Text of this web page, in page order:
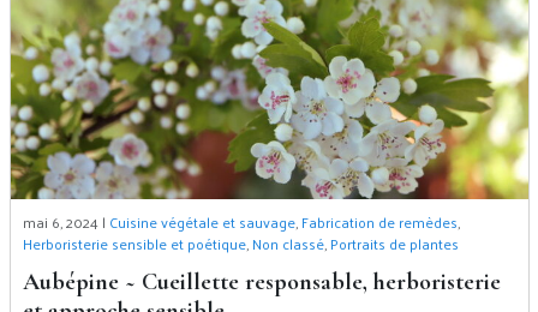
mai 6, 2024 | Cuisine végétale et sauvage,Fabrication de remèdes,
Herboristerie sensible et poétique,Non classé,Portraits de plantes
Aubépine ~ Cueillette responsable, herboristerie